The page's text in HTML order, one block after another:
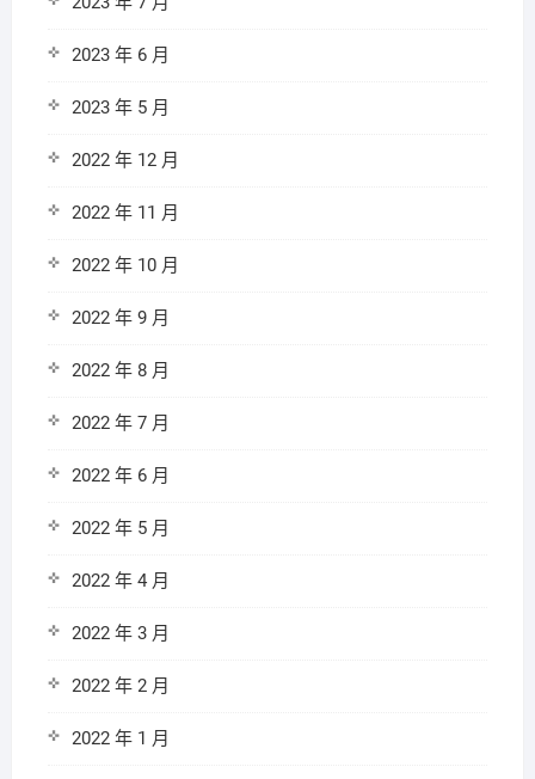
2023 年 6 月
2023 年 5 月
2022 年 12 月
2022 年 11 月
2022 年 10 月
2022 年 9 月
2022 年 8 月
2022 年 7 月
2022 年 6 月
2022 年 5 月
2022 年 4 月
2022 年 3 月
2022 年 2 月
2022 年 1 月